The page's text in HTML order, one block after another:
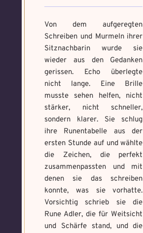
Von dem aufgeregten
Schreiben und Murmeln ihrer
Sitznachbarin wurde sie
wieder aus den Gedanken
gerissen. Echo überlegte
nicht lange. Eine Brille
musste sehen helfen, nicht
stärker, nicht schneller,
sondern klarer. Sie schlug
ihre Runentabelle aus der
ersten Stunde auf und wählte
die Zeichen, die perfekt
zusammenpassten und mit
denen sie das schreiben
konnte, was sie vorhatte.
Vorsichtig schrieb sie die
Rune Adler, die für Weitsicht
und Schärfe stand, und die